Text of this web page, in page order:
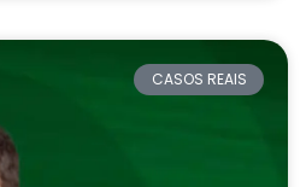
CASOS REAIS